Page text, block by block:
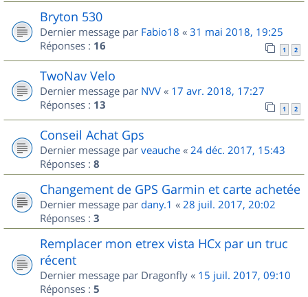
Bryton 530
Dernier message par Fabio18 « 31 mai 2018, 19:25
Réponses : 16 1 2
TwoNav Velo
Dernier message par NVV « 17 avr. 2018, 17:27
Réponses : 13 1 2
Conseil Achat Gps
Dernier message par veauche « 24 déc. 2017, 15:43
Réponses : 8
Changement de GPS Garmin et carte achetée
Dernier message par dany.1 « 28 juil. 2017, 20:02
Réponses : 3
Remplacer mon etrex vista HCx par un truc
récent
Dernier message par Dragonfly « 15 juil. 2017, 09:10
Réponses : 5